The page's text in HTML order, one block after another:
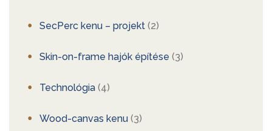
SecPerc kenu – projekt (2)
Skin-on-frame hajók építése (3)
Technológia (4)
Wood-canvas kenu (3)